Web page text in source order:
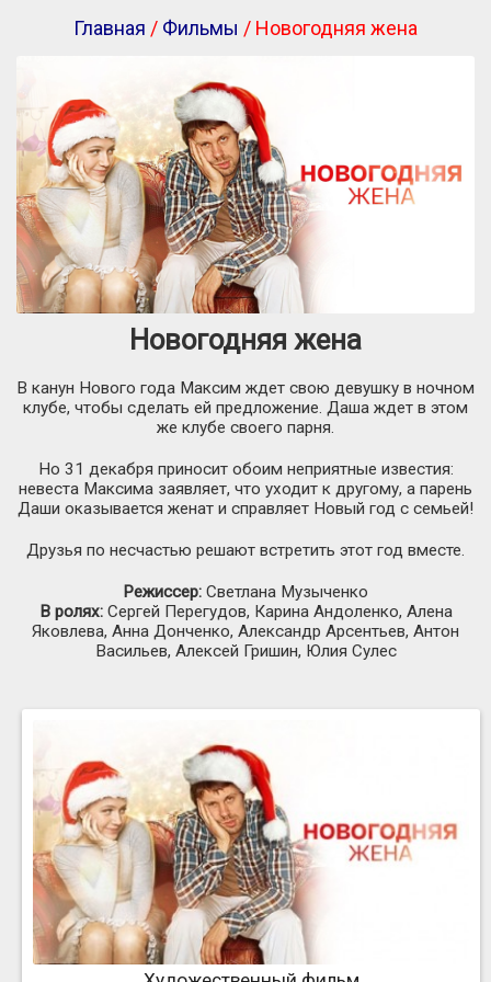
Главная / Фильмы / Новогодняя жена
Новогодняя жена
В канун Нового года Максим ждет свою девушку в ночном
клубе, чтобы сделать ей предложение. Даша ждет в этом
же клубе своего парня.
Но 31 декабря приносит обоим неприятные известия:
невеста Максима заявляет, что уходит к другому, а парень
Даши оказывается женат и справляет Новый год с семьей!
Друзья по несчастью решают встретить этот год вместе.
Режиссер: Светлана Музыченко
В ролях:Сергей Перегудов, Карина Андоленко, Алена
Яковлева, Анна Донченко, Александр Арсентьев, Антон
Васильев, Алексей Гришин, Юлия Сулес